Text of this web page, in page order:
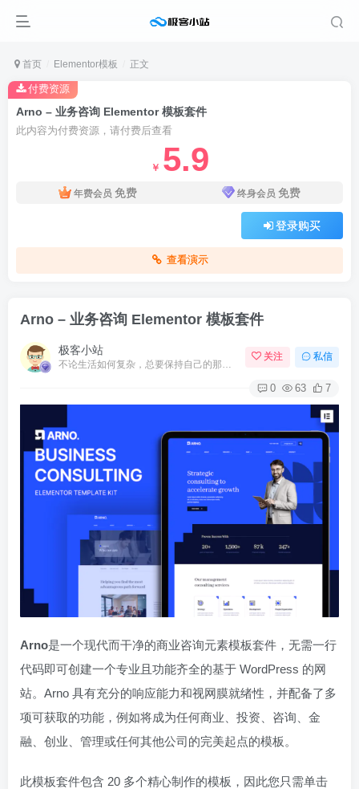
首页 Elementor模板 正文
Arno – 业务咨询 Elementor 模板套件
此内容为付费资源，请付费后查看
￥ 5.9
年费会员 免费 终身会员 免费
登录购买
查看演示
付费资源
Arno – 业务咨询 Elementor 模板套件
极客小站
不论生活如何复杂，总要保持自己的那一份优雅
关注 私信
0 63 7
Arno是一个现代而干净的商业咨询元素模板套件，无需一行
代码即可创建一个专业且功能齐全的基于 WordPress 的网
站。Arno 具有充分的响应能力和视网膜就绪性，并配备了多
项可获取的功能，例如将成为任何商业、投资、咨询、金
融、创业、管理或任何其他公司的完美起点的模板。
此模板套件包含 20 多个精心制作的模板，因此您只需单击